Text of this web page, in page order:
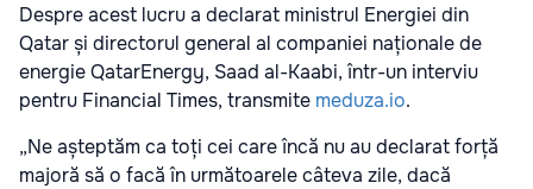
Despre acest lucru a declarat ministrul Energiei din
Qatar și directorul general al companiei naționale de
energie QatarEnergy, Saad al-Kaabi, într-un interviu
pentru Financial Times, transmite meduza.io.
„Ne așteptăm ca toți cei care încă nu au declarat forță
majoră să o facă în următoarele câteva zile, dacă